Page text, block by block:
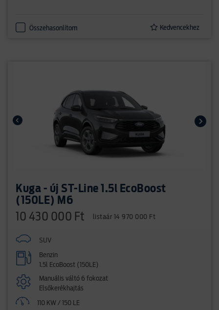
Összehasonlítom Kedvencekhez
Kuga - új ST-Line 1.5l EcoBoost
(150LE) M6
10 430 000 Ft listaár 14 970 000 Ft
SUV
Benzin
1.5l EcoBoost (150LE)
Manuális váltó 6 fokozat
Elsőkerékhajtás
110 KW / 150 LE